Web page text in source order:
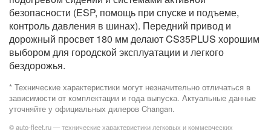
безопасности (ESP, помощь при спуске и подъеме,
контроль давления в шинах). Передний привод и
дорожный просвет 180 мм делают CS35PLUS хорошим
выбором для городской эксплуатации и легкого
бездорожья.
* Технические характеристики могут незначительно отличаться в
зависимости от комплектации и года выпуска. Актуальные данные
уточняйте у официальных дилеров Changan.
© auto-fleet.ru — технические характеристики легковых и коммерческих